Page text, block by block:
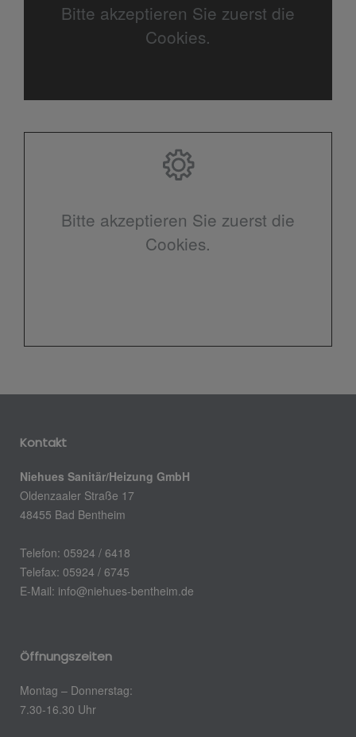
Bitte akzeptieren Sie zuerst die
Cookies.
Bitte akzeptieren Sie zuerst die
Cookies.
Kontakt
Niehues Sanitär/Heizung GmbH
Oldenzaaler Straße 17
48455 Bad Bentheim
Telefon: 05924 / 6418
Telefax: 05924 / 6745
E-Mail: info@niehues-bentheim.de
Öffnungszeiten
Montag – Donnerstag:
7.30-16.30 Uhr